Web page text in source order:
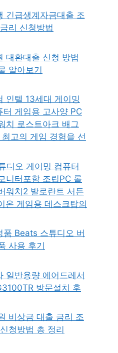
긴급생계자금대출 조
리 신청방법
대환대출 신청 방법
알아보기
인텔 13세대 게이밍
터 게임용 고사양 PC
치 로스트아크 배그
고의 게임 경험을 선
디오 게이밍 컴퓨터
니터포함 조립PC 롤
워치2 발로란트 서든
온 게임용 데스크탑의
품 Beats 스튜디오 버
사용 후기
일반용량 에어드레서
방문설치 후
비상금 대출 금리 조
청방법 총 정리